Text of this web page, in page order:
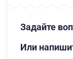
Задайте
Или